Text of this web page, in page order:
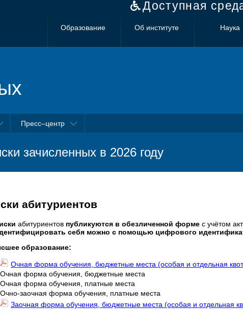
Доступная
Образование Об институте Наука
Пресс–центр
зачисленных в 2026 году
абитуриентов
абитуриентов публикуются в обезличенной форме с учётом
себя можно с помощью цифрового
образование:
Очная форма обучения, бюджетные места (особая и отдельная
Очная форма обучения, бюджетные места
Очная форма обучения, платные места
Очно-заочная форма обучения, платные места
Заочная форма обучения, бюджетные места (особая и отдельная